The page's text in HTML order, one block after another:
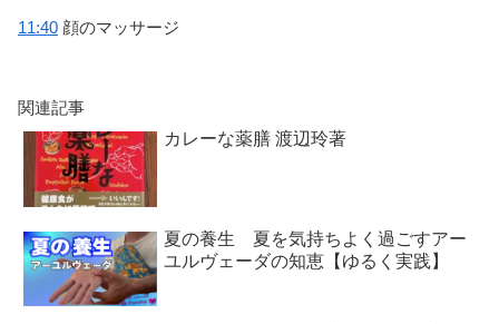
11:40 顔のマッサージ
関連記事
カレーな薬膳 渡辺玲著
夏の養生 夏を気持ちよく過ごすアー
ユルヴェーダの知恵【ゆるく実践】